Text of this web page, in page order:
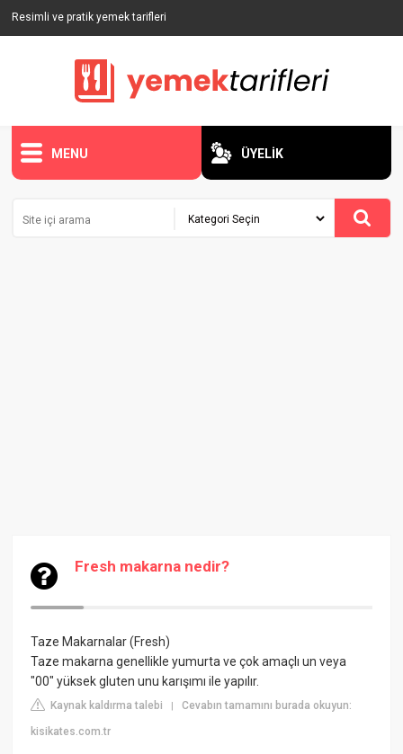
Resimli ve pratik yemek tarifleri
MENU ÜYELİK
Fresh makarna nedir?
Taze Makarnalar (Fresh)
Taze makarna genellikle yumurta ve çok amaçlı un veya
"00" yüksek gluten unu karışımı ile yapılır.
Kaynak kaldırma talebi |Cevabın tamamını burada okuyun:
kisikates.com.tr